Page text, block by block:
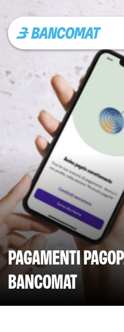
PAGAMENTI
BANCOMAT